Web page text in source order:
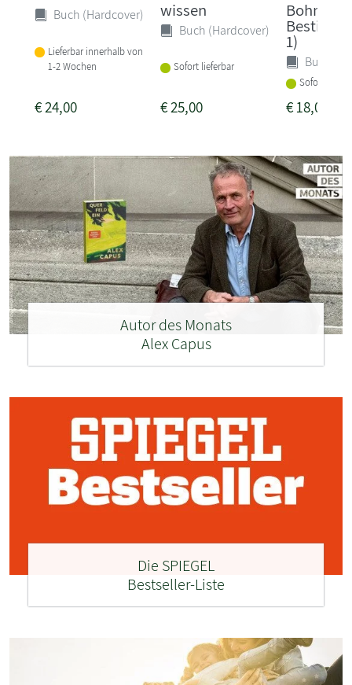
Buch (Hardcover)
Lieferbar innerhalb von
1-2 Wochen
€24,00
wissen
Buch (Hardcover)
Sofort lieferbar
€25,00
Bohms
1)
Buch
Sofort
€18,00
Autor des Monats
Alex Capus
Die SPIEGEL
Bestseller-Liste